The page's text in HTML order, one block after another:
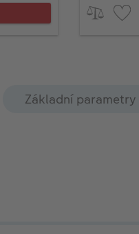
Základní parametry